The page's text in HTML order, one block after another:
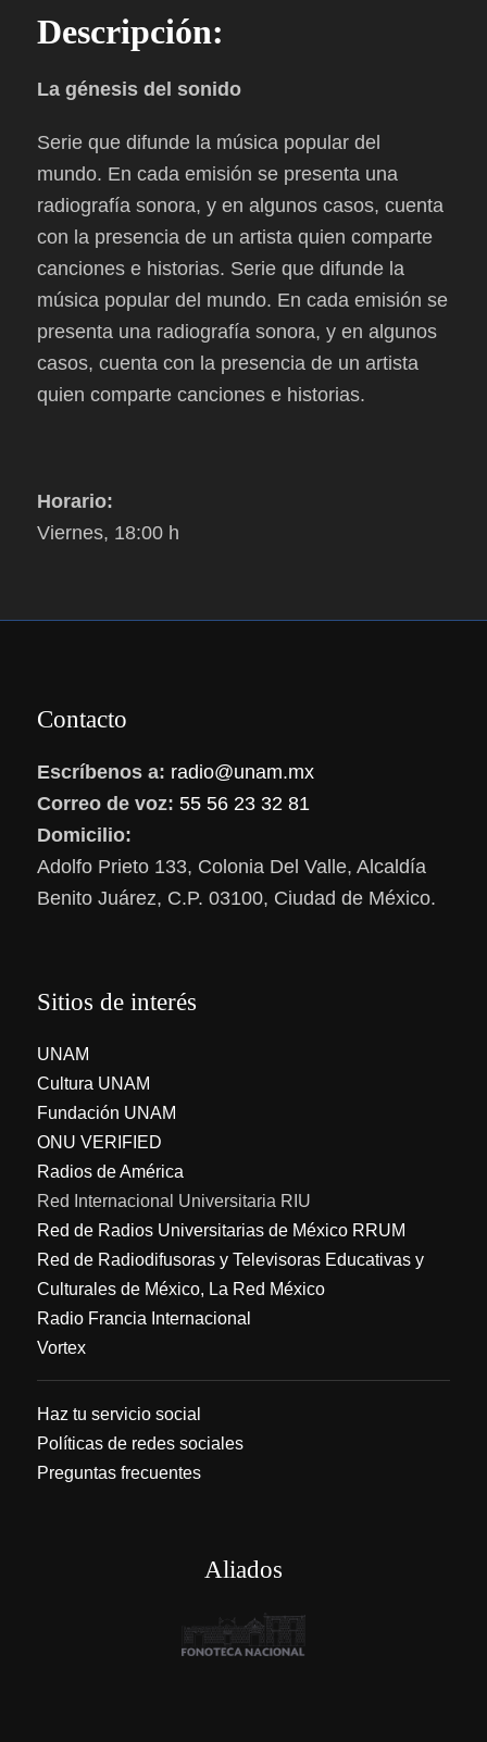
Descripción:
La génesis del sonido
Serie que difunde la música popular del
mundo. En cada emisión se presenta una
radiografía sonora, y en algunos casos, cuenta
con la presencia de un artista quien comparte
canciones e historias. Serie que difunde la
música popular del mundo. En cada emisión se
presenta una radiografía sonora, y en algunos
casos, cuenta con la presencia de un artista
quien comparte canciones e historias.
Horario:
Viernes, 18:00 h
Contacto
Escríbenos a: radio@unam.mx
Correo de voz: 55 56 23 32 81
Domicilio:
Adolfo Prieto 133, Colonia Del Valle, Alcaldía
Benito Juárez, C.P. 03100, Ciudad de México.
Sitios de interés
UNAM
Cultura UNAM
Fundación UNAM
ONU VERIFIED
Radios de América
Red Internacional Universitaria RIU
Red de Radios Universitarias de México RRUM
Red de Radiodifusoras y Televisoras Educativas y
Culturales de México, La Red México
Radio Francia Internacional
Vortex
Haz tu servicio social
Políticas de redes sociales
Preguntas frecuentes
Aliados